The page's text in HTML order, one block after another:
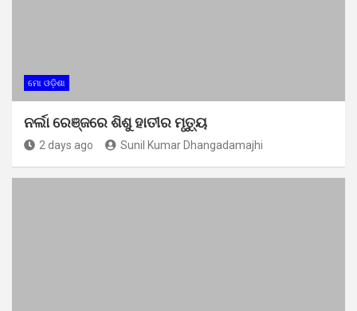
ମୋ ଓଡ଼ିଶା
ନର୍ଲା ରେଞ୍ଜରେ ଶିଶୁ ହାତୀର ମୃତ୍ୟୁ
2 days ago Sunil Kumar Dhangadamajhi